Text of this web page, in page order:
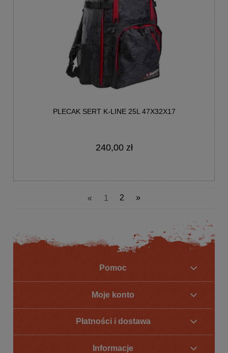
PLECAK SERT K-LINE 25L 47X32X17
240,00 zł
« 1 2 »
Pomoc
Moje konto
Płatności i dostawa
Informacje